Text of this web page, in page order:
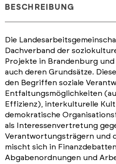
BESCHREIBUNG
Die
Dachverband der
Projekte in Brandenburg
auch deren Grundsätze.
den Begriffen soziale
Entfaltungsmöglichkeiten
Effizienz), interkulturelle
demokratische
als Interessenvertretung
Verantwortungsträgern und
mischt sich in
Abgabenordnungen und